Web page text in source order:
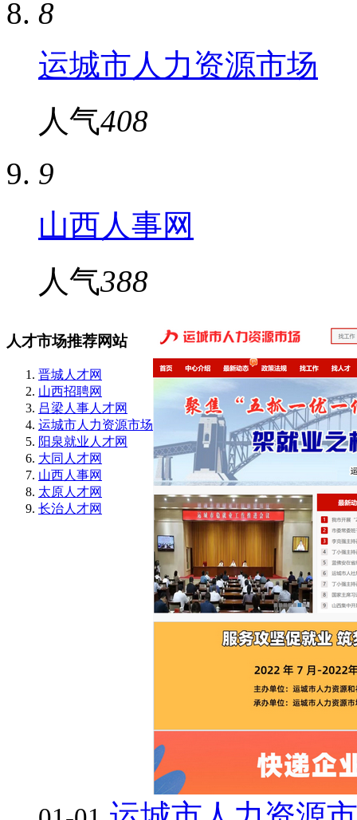
8
运城市人力资源市场
人气408
9
山西人事网
人气388
人才市场推荐网站
晋城人才网
山西招聘网
吕梁人事人才网
运城市人力资源市场
阳泉就业人才网
大同人才网
山西人事网
太原人才网
长治人才网